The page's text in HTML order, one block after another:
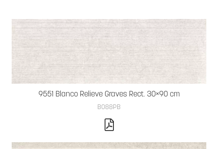
9551 Blanco Relieve Graves Rect. 30×90 cm
B088PB